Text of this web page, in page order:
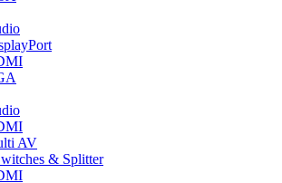
AV
& Splitter